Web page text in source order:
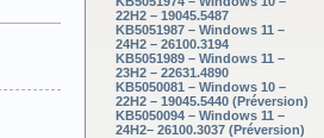
22H2 – 19045.5487
KB5051987 – Windows 11 –
24H2 – 26100.3194
KB5051989 – Windows 11 –
23H2 – 22631.4890
KB5050081 – Windows 10 –
22H2 – 19045.5440 (Préversion)
KB5050094 – Windows 11 –
24H2– 26100.3037 (Préversion)